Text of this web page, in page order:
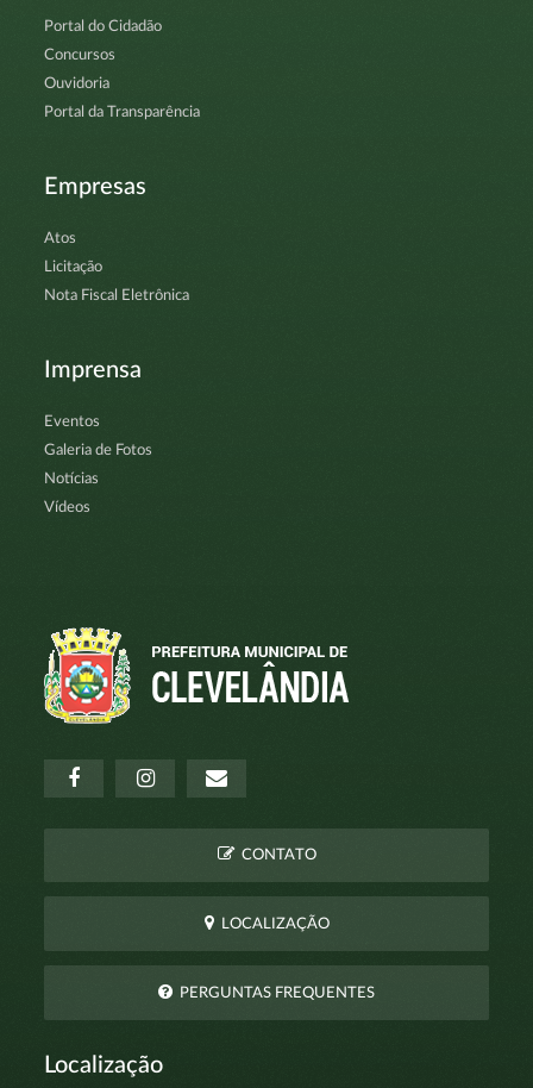
Portal do Cidadão
Concursos
Ouvidoria
Portal da Transparência
Empresas
Atos
Licitação
Nota Fiscal Eletrônica
Imprensa
Eventos
Galeria de Fotos
Notícias
Vídeos
CONTATO
LOCALIZAÇÃO
PERGUNTAS FREQUENTES
Localização